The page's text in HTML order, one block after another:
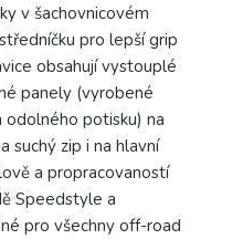
v šachovnicovém
pro lepší grip
obsahují vystouplé
panely (vyrobené
potisku) na
suchý zip i na hlavní
a propracovaností
Speedstyle a
pro všechny off-road